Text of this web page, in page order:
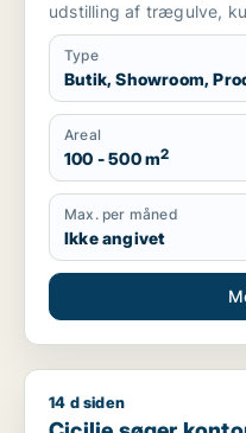
udstilling af trægulve,
Type
Butik, Showroom,
Areal
100 - 500 m2
Max. per måned
Ikke angivet
Cicilie søger kontor,
14 d siden